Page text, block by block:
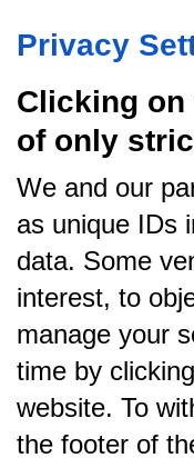
Privacy
Clicking
of only
We and our
as unique IDs
data. Some
interest, to
manage your
time by
website. To
the footer of